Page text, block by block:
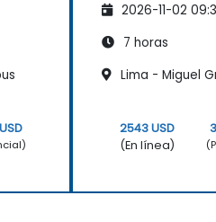
recientes
2026-11-02
7 horas
Lima - Miguel
2543 USD
(En línea)